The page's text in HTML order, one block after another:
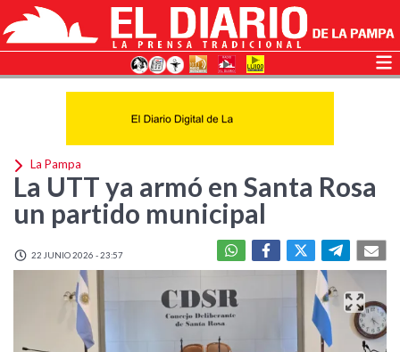
La Pampa
La UTT ya armó en Santa Rosa
un partido municipal
22 JUNIO 2026 - 23:57